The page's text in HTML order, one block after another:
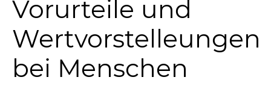
Vorurteile und
Wertvorstelleungen
bei Menschen